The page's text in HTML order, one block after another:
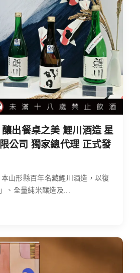
出餐桌之美 鯉川酒造 星
公司 獨家總代理 正式發
山形縣百年名藏鯉川酒造，以復
、全量純米釀造及...